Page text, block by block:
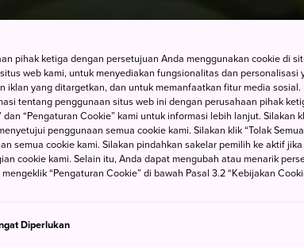
pihak ketiga dengan persetujuan Anda menggunakan cookie di
web kami, untuk menyediakan fungsionalitas dan personalisasi
iklan yang ditargetkan, dan untuk memanfaatkan fitur media sosial.
tentang penggunaan situs web ini dengan perusahaan pihak
dan “Pengaturan Cookie” kami untuk informasi lebih lanjut. Silakan
penggunaan semua cookie kami. Silakan klik “Tolak
semua cookie kami. Silakan pindahkan sakelar pemilih ke aktif
cookie kami. Selain itu, Anda dapat mengubah atau menarik
“Pengaturan Cookie” di bawah Pasal 3.2 “Kebijakan
Diperlukan